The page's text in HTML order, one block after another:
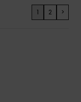
1 2 >